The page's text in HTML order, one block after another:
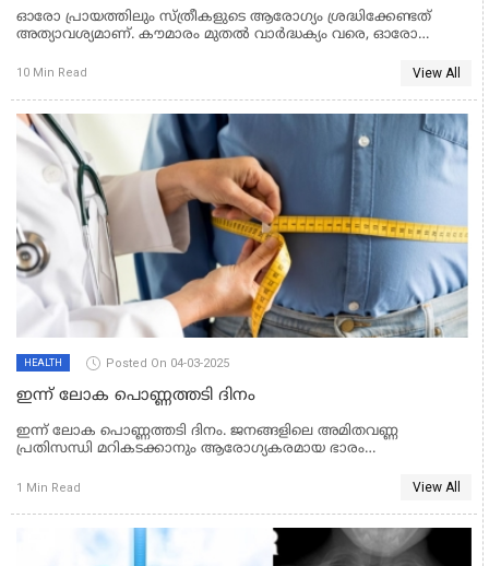
ഓരോ പ്രായത്തിലും സ്ത്രീകളുടെ ആരോഗ്യം ശ്രദ്ധിക്കേണ്ടത്
അത്യാവശ്യമാണ്. കൗമാരം മുതൽ വാർദ്ധക്യം വരെ, ഓരോ
മാറ്റങ്ങൾ വരുന്നു. ഈ മാറ്റങ്ങൾക്കനുസരിച്ച് ആരോഗ്യ
പ്രധാനമാണ്. ഓരോ ഘട്ടത്തിലെയും സ്ത്രീകളുടെ
ആരോഗ്യത്തെക്കുറിച്ച് ഈ ലേഖനത്തിൽ നമുക്ക് ചർച്ച ചെയ്യാം.
10 Min Read View All
HEALTH Posted On 04-03-2025
ഇന്ന് ലോക പൊണ്ണത്തടി ദിനം
ഇന്ന് ലോക പൊണ്ണത്തടി ദിനം. ജനങ്ങളിലെ അമിതവണ്ണ
പ്രതിസന്ധി മറികടക്കാനും ആരോഗ്യകരമായ ഭാരം
ഓര്‍മപ്പെടുത്തല്‍ കൂടിയാണ് ലോക പൊണ്ണത്തടി ദിനാചരണം.
1 Min Read View All